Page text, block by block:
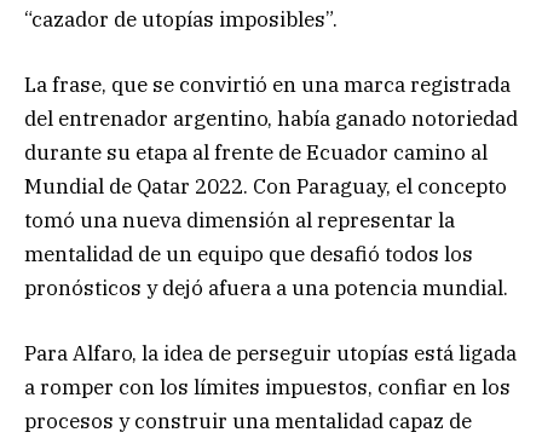
“cazador de utopías imposibles”.
La frase, que se convirtió en una marca registrada
del entrenador argentino, había ganado notoriedad
durante su etapa al frente de Ecuador camino al
Mundial de Qatar 2022. Con Paraguay, el concepto
tomó una nueva dimensión al representar la
mentalidad de un equipo que desafió todos los
pronósticos y dejó afuera a una potencia mundial.
Para Alfaro, la idea de perseguir utopías está ligada
a romper con los límites impuestos, confiar en los
procesos y construir una mentalidad capaz de